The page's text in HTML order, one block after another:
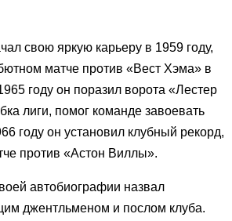
свою яркую карьеру в 1959 году,
матче против «Вест Хэма» в
году он поразил ворота «Лестер
лиги, помог команде завоевать
году он установил клубный рекорд,
против «Астон Виллы».
автобиографии назвал
джентльменом и послом клуба.